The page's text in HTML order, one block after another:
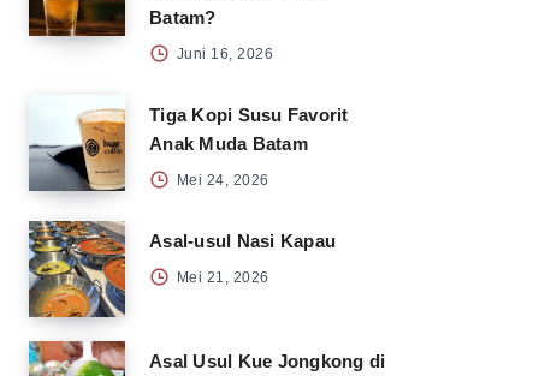
Batam?
Juni 16, 2026
Tiga Kopi Susu Favorit
Anak Muda Batam
Mei 24, 2026
Asal-usul Nasi Kapau
Mei 21, 2026
Asal Usul Kue Jongkong di